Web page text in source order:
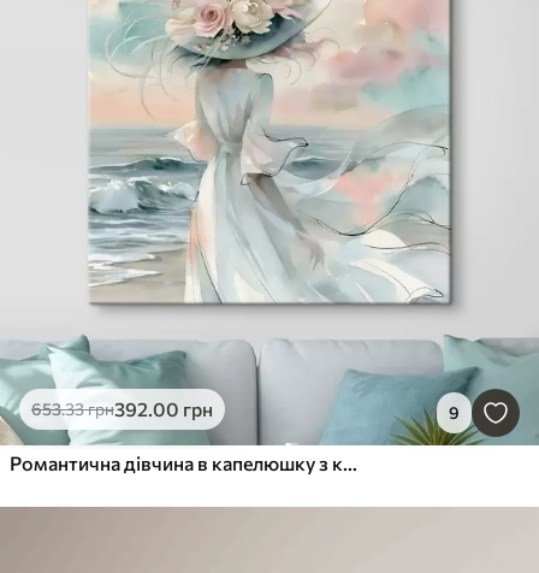
653.33грн392.00 грн 9
Романтична дівчина в капелюшку з квітковим візерунком на березі моря, у стилі акварелі